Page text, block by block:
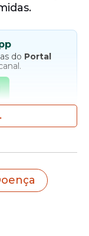
do Portal
feira, 14
o muco
de